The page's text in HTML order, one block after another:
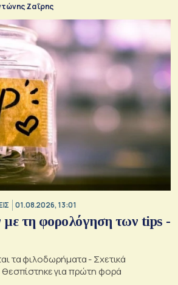
Ζαΐρης
01.08.2026, 13:01
με τη φορολόγηση των tips -
τα φιλοδωρήματα - Σχετικά
για πρώτη φορά